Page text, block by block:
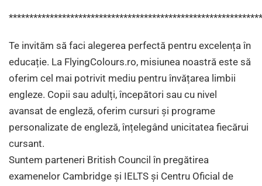
Te invităm să faci alegerea perfectă pentru excelența în
educație. La FlyingColours.ro, misiunea noastră este să
oferim cel mai potrivit mediu pentru învățarea limbii
engleze. Copii sau adulți, începători sau cu nivel
avansat de engleză, oferim cursuri și programe
personalizate de engleză, înțelegând unicitatea fiecărui
cursant.
Suntem parteneri British Council în pregătirea
examenelor Cambridge și IELTS și Centru Oficial de